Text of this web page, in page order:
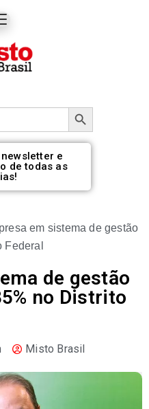
Botão de pesquisa
e
de todas as
em sistema de gestão
Federal
de gestão
no Distrito
Misto Brasil